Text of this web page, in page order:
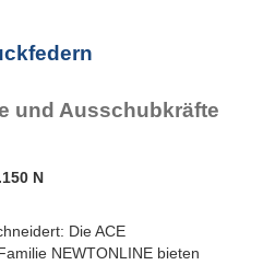
und Ausschubkräfte
N
Die ACE
NEWTONLINE bieten